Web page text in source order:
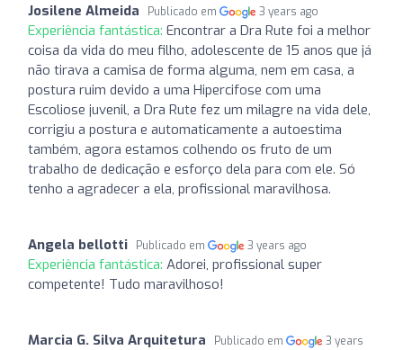
Josilene Almeida Publicado em 3 years ago
Experiência fantástica: Encontrar a Dra Rute foi a melhor
coisa da vida do meu filho, adolescente de 15 anos que já
não tirava a camisa de forma alguma, nem em casa, a
postura ruim devido a uma Hipercifose com uma
Escoliose juvenil, a Dra Rute fez um milagre na vida dele,
corrigiu a postura e automaticamente a autoestima
também, agora estamos colhendo os fruto de um
trabalho de dedicação e esforço dela para com ele. Só
tenho a agradecer a ela, profissional maravilhosa.
Angela bellotti Publicado em 3 years ago
Experiência fantástica: Adorei, profissional super
competente! Tudo maravilhoso!
Marcia G. Silva Arquitetura Publicado em
3 years